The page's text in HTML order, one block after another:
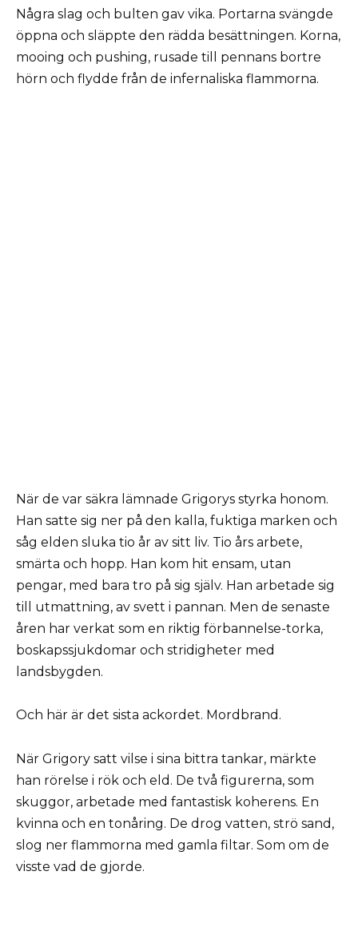
Några slag och bulten gav vika. Portarna svängde
öppna och släppte den rädda besättningen. Korna,
mooing och pushing, rusade till pennans bortre
hörn och flydde från de infernaliska flammorna.
När de var säkra lämnade Grigorys styrka honom.
Han satte sig ner på den kalla, fuktiga marken och
såg elden sluka tio år av sitt liv. Tio års arbete,
smärta och hopp. Han kom hit ensam, utan
pengar, med bara tro på sig själv. Han arbetade sig
till utmattning, av svett i pannan. Men de senaste
åren har verkat som en riktig förbannelse-torka,
boskapssjukdomar och stridigheter med
landsbygden.
Och här är det sista ackordet. Mordbrand.
När Grigory satt vilse i sina bittra tankar, märkte
han rörelse i rök och eld. De två figurerna, som
skuggor, arbetade med fantastisk koherens. En
kvinna och en tonåring. De drog vatten, strö sand,
slog ner flammorna med gamla filtar. Som om de
visste vad de gjorde.